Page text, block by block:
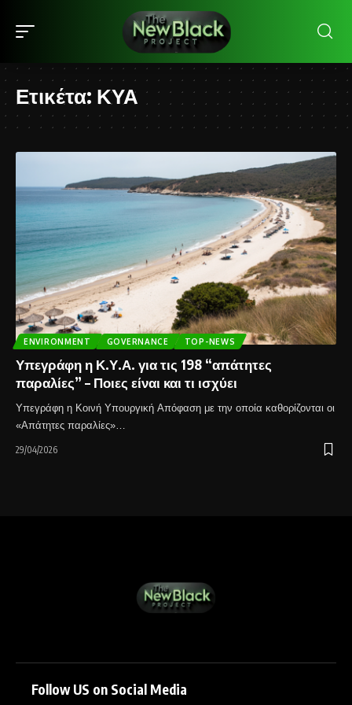
Ετικέτα: ΚΥΑ
ENVIRONMENT GOVERNANCE TOP-NEWS
Υπεγράφη η Κ.Υ.Α. για τις 198 “απάτητες
παραλίες” – Ποιες είναι και τι ισχύει
Υπεγράφη η Κοινή Υπουργική Απόφαση με την οποία καθορίζονται οι
«Απάτητες παραλίες»…
29/04/2026
Follow US on Social Media